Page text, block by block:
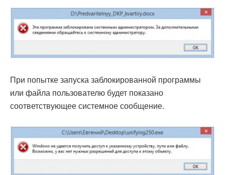
При попытке запуска заблокированной программы
или файла пользователю будет показано
соответствующее системное сообщение.